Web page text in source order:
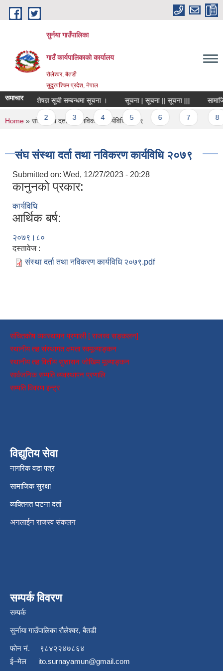
Skip to main content
सुर्नया गाउँपालिका
गाउँ कार्यपालिकाकाे कार्यालय
रौलेश्वर, बैतडी
सुदुरपश्चिम प्रदेश, नेपाल
समाचारविषय विशेषज्ञ सूची सम्बन्धमा सूचना । सूचना | सूचना || सूचना |||
Pages
2 3 4 5 6 7 8
You are here
Home » संघ संस्था दर्ता तथा नविकरण कार्यविधि २०७९
संघ संस्था दर्ता तथा नविकरण कार्यविधि २०७९
Submitted on: Wed, 12/27/2023 - 20:28
कानुनको प्रकार:
कार्यविधि
आर्थिक बर्ष:
२०७९।८०
दस्तावेज :
संस्था दर्ता तथा नविकरण कार्यविधि २०७९.pdf
संचितकोष व्यवस्थापन प्रणाली [ राजस्व सङ्कलन]
स्थानीय तह संस्थागत क्षमता स्वमूल्याङ्कन
स्थानीय तह वित्तीय सुशासन जोखिम मूल्याङ्कन
सार्वजनिक सम्पति व्यवस्थापन प्रणालि
सम्पति विवरण इन्ट्र
विद्युतिय सेवा
नागरिक वडा पत्र
सामाजिक सुरक्षा
व्यक्तिगत घटना दर्ता
अनलाईन राजस्व संकलन
सम्पर्क विवरण
सम्पर्क
सुर्नाया गाउँपालिका रौलेश्वर, बैतडी
फोन नं.
९८४२२४७८६४
ई–मेल ito.surnayamun@gmail.com